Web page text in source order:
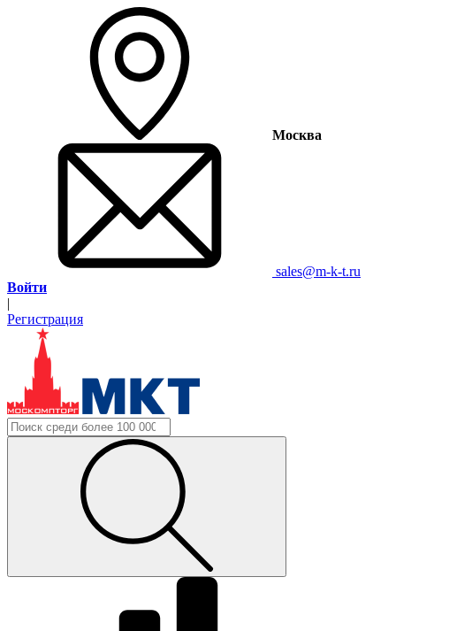
Москва
sales@m-k-t.ru
Войти
|
Регистрация